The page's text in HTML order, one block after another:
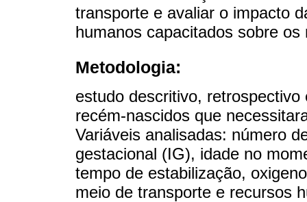
transporte e avaliar o impacto
humanos capacitados sobre os
Metodologia:
estudo descritivo,
recém-nascidos que
Variáveis analisadas: número
gestacional (IG), idade no
tempo de estabilização,
meio de transporte e recursos